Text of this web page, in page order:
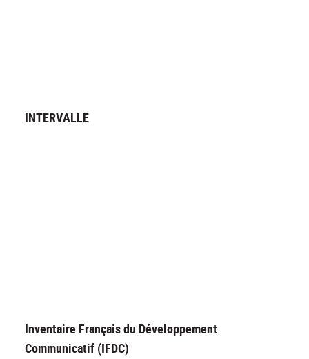
INTERVALLE
Inventaire Français du Développement
Communicatif (IFDC)